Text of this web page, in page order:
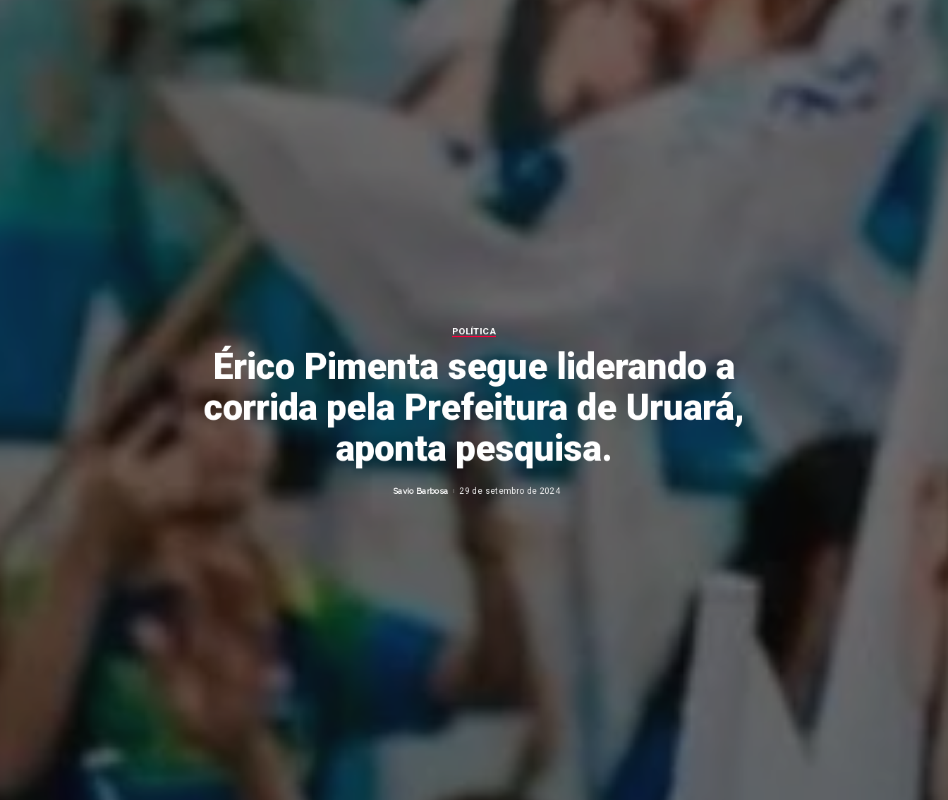
POLÍTICA
Érico Pimenta segue liderando a
corrida pela Prefeitura de Uruará,
aponta pesquisa.
Posted
Savio Barbosa 29 de setembro de 2024